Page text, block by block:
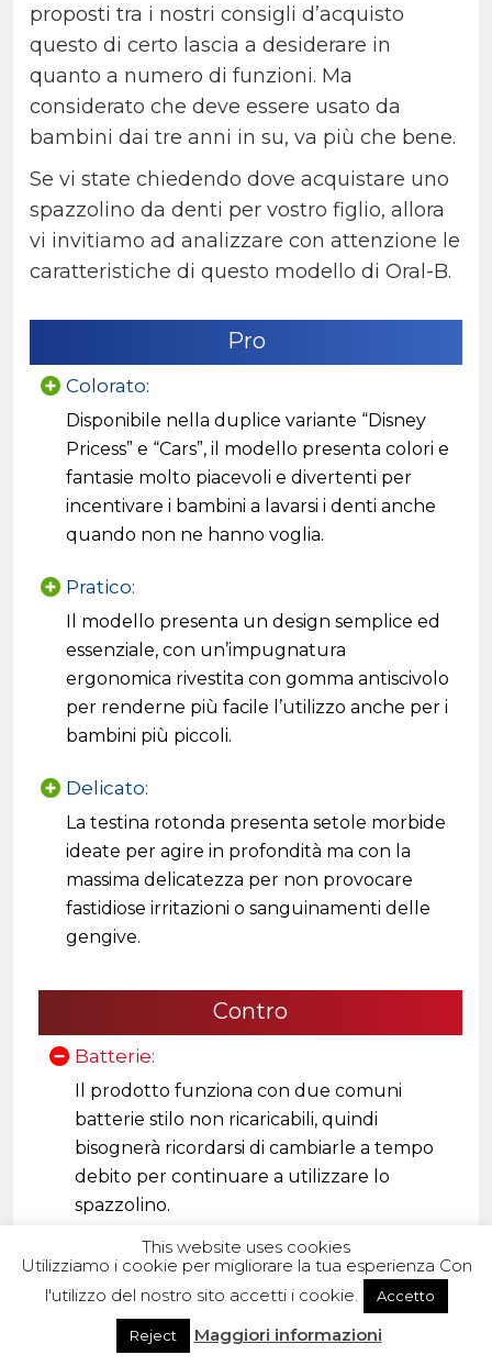
proposti tra i nostri consigli d’acquisto
questo di certo lascia a desiderare in
quanto a numero di funzioni. Ma
considerato che deve essere usato da
bambini dai tre anni in su, va più che bene.
Se vi state chiedendo dove acquistare uno
spazzolino da denti per vostro figlio, allora
vi invitiamo ad analizzare con attenzione le
caratteristiche di questo modello di Oral-B.
Pro
Colorato:
Disponibile nella duplice variante “Disney
Pricess” e “Cars”, il modello presenta colori e
fantasie molto piacevoli e divertenti per
incentivare i bambini a lavarsi i denti anche
quando non ne hanno voglia.
Pratico:
Il modello presenta un design semplice ed
essenziale, con un’impugnatura
ergonomica rivestita con gomma antiscivolo
per renderne più facile l’utilizzo anche per i
bambini più piccoli.
Delicato:
La testina rotonda presenta setole morbide
ideate per agire in profondità ma con la
massima delicatezza per non provocare
fastidiose irritazioni o sanguinamenti delle
gengive.
Contro
Batterie:
Il prodotto funziona con due comuni
batterie stilo non ricaricabili, quindi
bisognerà ricordarsi di cambiarle a tempo
debito per continuare a utilizzare lo
spazzolino.
Clicca qui per vedere il prezzo
This website uses cookies
Utilizziamo i cookie per migliorare la tua esperienza Con
l'utilizzo del nostro sito accetti i cookie.
Accetto
Reject Maggiori informazioni